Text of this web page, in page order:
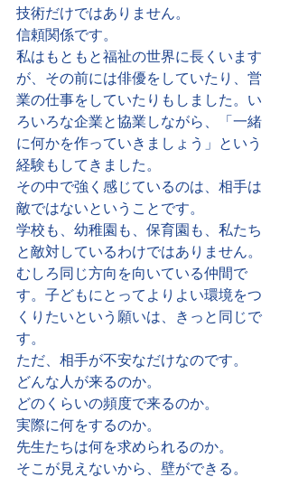
技術だけではありません。
信頼関係です。
私はもともと福祉の世界に長くいます
が、その前には俳優をしていたり、営
業の仕事をしていたりもしました。い
ろいろな企業と協業しながら、「一緒
に何かを作っていきましょう」という
経験もしてきました。
その中で強く感じているのは、相手は
敵ではないということです。
学校も、幼稚園も、保育園も、私たち
と敵対しているわけではありません。
むしろ同じ方向を向いている仲間で
す。子どもにとってよりよい環境をつ
くりたいという願いは、きっと同じで
す。
ただ、相手が不安なだけなのです。
どんな人が来るのか。
どのくらいの頻度で来るのか。
実際に何をするのか。
先生たちは何を求められるのか。
そこが見えないから、壁ができる。